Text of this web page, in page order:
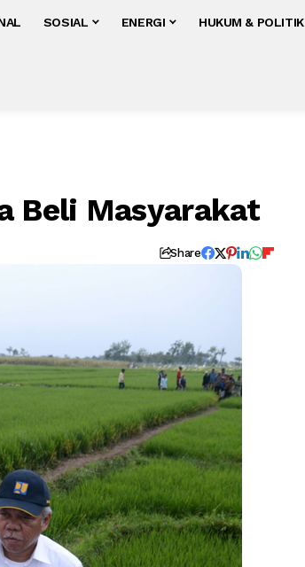
SOSIAL ENERGI HUKUM & POLITIK
Beli Masyarakat
Share